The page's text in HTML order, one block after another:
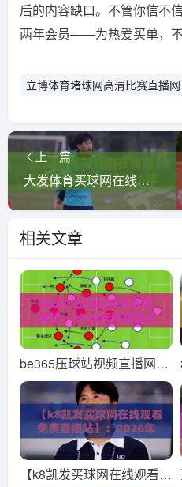
后的内容缺口。不管你信不
两年会员——为热爱买单，不
立博体育堵球网高清比赛直播网
上一篇
大发体育买球网在线观看免费直播站！2026年最全观赛指南来了
相关文章
be365压球站视频直播网
站：2026年体育迷的终极
观赛指南
【k8凯发买球网在线观看免